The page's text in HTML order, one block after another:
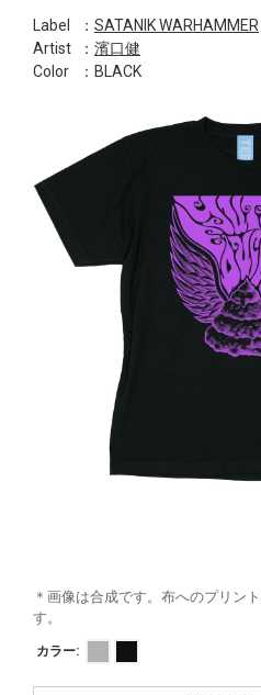
Label ： SATANIK WARHAMMER
Artist
： 濱口健
Color
：BLACK
＊画像は合成です。布へのプリン
す。
カラー: